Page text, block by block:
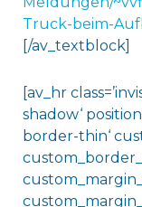
Truck-beim-
[/av_textblock]
[av_hr
shadow‘
border-thin‘